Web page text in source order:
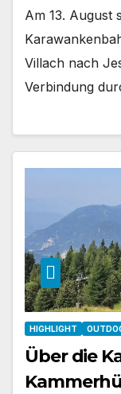
Am 13. August
Villach nach
Verbindung
HIGHLIGHT
Über die